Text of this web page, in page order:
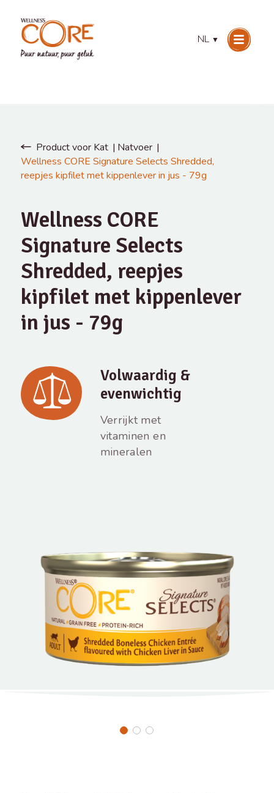
NL ▼
Product voor Kat
Natvoer
Wellness CORE Signature Selects Shredded,
reepjes kipfilet met kippenlever in jus - 79g
Wellness CORE
Signature Selects
Shredded, reepjes
kipfilet met kippenlever
in jus - 79g
Volwaardig &
evenwichtig
Verrijkt met
vitaminen en
mineralen